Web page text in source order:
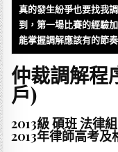
真的發生紛爭也要找我
到，第一場比賽的經驗
能掌握調解應該有的節
仲裁調解程
戶)
2013級 碩班 法律
2013年律師高考及